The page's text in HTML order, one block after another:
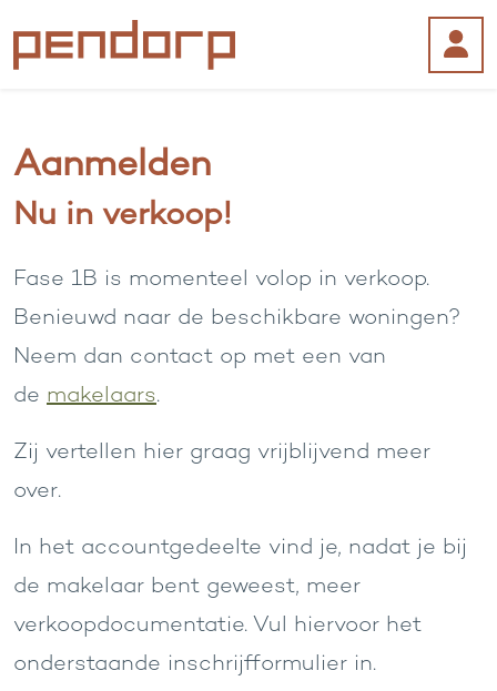
Aanmelden
Nu in verkoop!
Fase 1B is momenteel volop in verkoop.
Benieuwd naar de beschikbare woningen?
Neem dan contact op met een van
de makelaars.
Zij vertellen hier graag vrijblijvend meer
over.
In het accountgedeelte vind je, nadat je bij
de makelaar bent geweest, meer
verkoopdocumentatie. Vul hiervoor het
onderstaande inschrijfformulier in.